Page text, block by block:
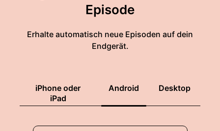
Episode
Erhalte automatisch neue Episoden auf dein
Endgerät.
iPhone oder
iPad
Android Desktop